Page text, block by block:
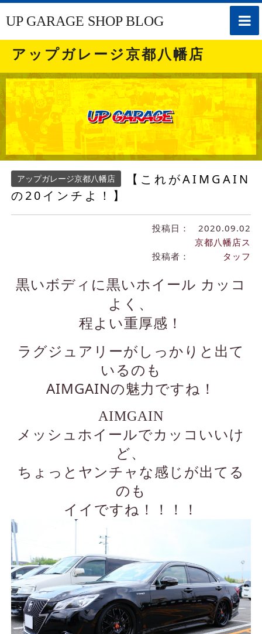
toggle
UP GARAGE SHOP BLOG
アップガレージ京都八幡店
アップガレージ京都八幡店
【これがAIMGAIN
の20インチよ！】
投稿日： 2020.09.02
投稿者：
京都八幡店ス
タッフ
黒いボディに黒いホイール カッコ
よく、
程よい重厚感！
ラグジュアリーがしっかりと出て
いるのも
AIMGAINの魅力ですね！
AIMGAIN
メッシュホイールでカッコいいけ
ど、
ちょっとヤンチャな感じが出てる
のも
イイですね！！！！